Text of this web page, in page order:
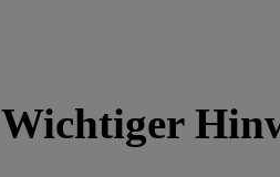
Wichtiger